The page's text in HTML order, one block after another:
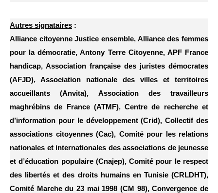
Autres signataires :
Alliance citoyenne Justice ensemble, Alliance des femmes
pour la démocratie, Antony Terre Citoyenne, APF France
handicap, Association française des juristes démocrates
(AFJD), Association nationale des villes et territoires
accueillants (Anvita), Association des travailleurs
maghrébins de France (ATMF), Centre de recherche et
d’information pour le développement (Crid), Collectif des
associations citoyennes (Cac), Comité pour les relations
nationales et internationales des associations de jeunesse
et d’éducation populaire (Cnajep), Comité pour le respect
des libertés et des droits humains en Tunisie (CRLDHT),
Comité Marche du 23 mai 1998 (CM 98), Convergence de